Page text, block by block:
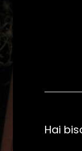
Hai